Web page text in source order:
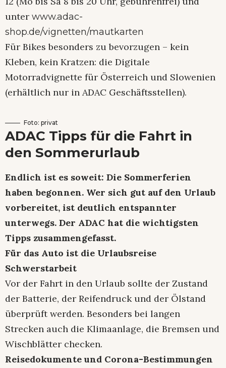
unter www.adac-
shop.de/vignetten/mautkarten
Für Bikes besonders zu bevorzugen – kein
Kleben, kein Kratzen: die Digitale
Motorradvignette für Österreich und Slowenien
(erhältlich nur in ADAC Geschäftsstellen).
Foto: privat
ADAC Tipps für die Fahrt in
den Sommerurlaub
Endlich ist es soweit: Die Sommerferien
haben begonnen. Wer sich gut auf den Urlaub
vorbereitet, ist deutlich entspannter
unterwegs. Der ADAC hat die wichtigsten
Tipps zusammengefasst.
Für das Auto ist die Urlaubsreise
Schwerstarbeit
Vor der Fahrt in den Urlaub sollte der Zustand
der Batterie, der Reifendruck und der Ölstand
überprüft werden. Besonders bei langen
Strecken auch die Klimaanlage, die Bremsen und
Wischblätter checken.
Reisedokumente und Corona-Bestimmungen